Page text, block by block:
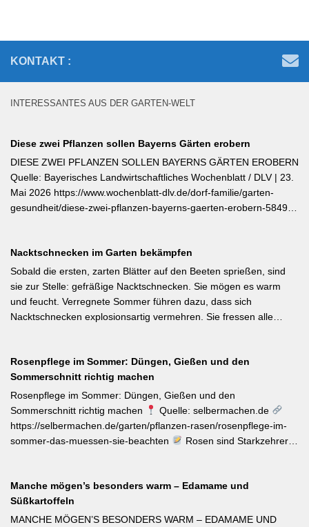
KONTAKT :
INTERESSANTES AUS DER GARTEN-WELT
Diese zwei Pflanzen sollen Bayerns Gärten erobern
DIESE ZWEI PFLANZEN SOLLEN BAYERNS GÄRTEN EROBERN
Quelle: Bayerisches Landwirtschaftliches Wochenblatt / DLV | 23.
Mai 2026 https://www.wochenblatt-dlv.de/dorf-familie/garten-
gesundheit/diese-zwei-pflanzen-bayerns-gaerten-erobern-584991
gemusterten Blüten, die ohne Ausputzen von Frühsommer bis
Herbst reich blüht und sich hervorragend für Balkonkästen und
Ampeln eignet. Die Bayerische Genusspflanze des Jahres 2026
ist die Erdbeere ‚Lilly Waldberry‘, die durch ihr intensiv
waldbeererinnerndes Aroma überzeugt und ab Juni durchgehend
bayerische Gärtnereien erhältlich. Wer auf regional empfohlene
Pflanzen setzen möchte, liegt mit diesen beiden Sorten für Balkon
und Nutzgarten genau richtig.
Nacktschnecken im Garten bekämpfen
Sobald die ersten, zarten Blätter auf den Beeten sprießen, sind
sie zur Stelle: gefräßige Nacktschnecken. Sie mögen es warm
und feucht. Verregnete Sommer führen dazu, dass sich
Nacktschnecken explosionsartig vermehren. Sie fressen alle
hier. Weiterlesen bei MDR-Garten
Rosenpflege im Sommer: Düngen, Gießen und den
Sommerschnitt richtig machen
Rosenpflege im Sommer: Düngen, Gießen und den
Sommerschnitt richtig machen
Quelle: selbermachen.de
https://selbermachen.de/garten/pflanzen-rasen/rosenpflege-im-
sommer-das-muessen-sie-beachten
Rosen sind Starkzehrer –
bis Mitte Juli abgeschlossen sein, damit sich die Pflanzen auf die
Überwinterung vorbereiten können. Der entscheidende Tipp für
öfterblühende Sorten: Verwelkte Blüten mit 2–3 Blattstielpaaren
Manche mögen’s besonders warm – Edamame und
Süßkartoffeln
MANCHE MÖGEN’S BESONDERS WARM – EDAMAME UND